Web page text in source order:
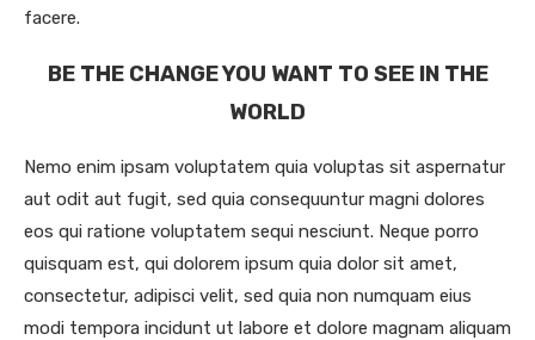
facere.
BE THE CHANGE YOU WANT TO SEE IN THE
WORLD
Nemo enim ipsam voluptatem quia voluptas sit aspernatur
aut odit aut fugit, sed quia consequuntur magni dolores
eos qui ratione voluptatem sequi nesciunt. Neque porro
quisquam est, qui dolorem ipsum quia dolor sit amet,
consectetur, adipisci velit, sed quia non numquam eius
modi tempora incidunt ut labore et dolore magnam aliquam